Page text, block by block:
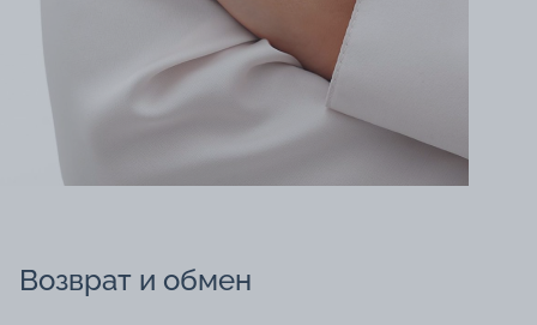
Возврат и обмен